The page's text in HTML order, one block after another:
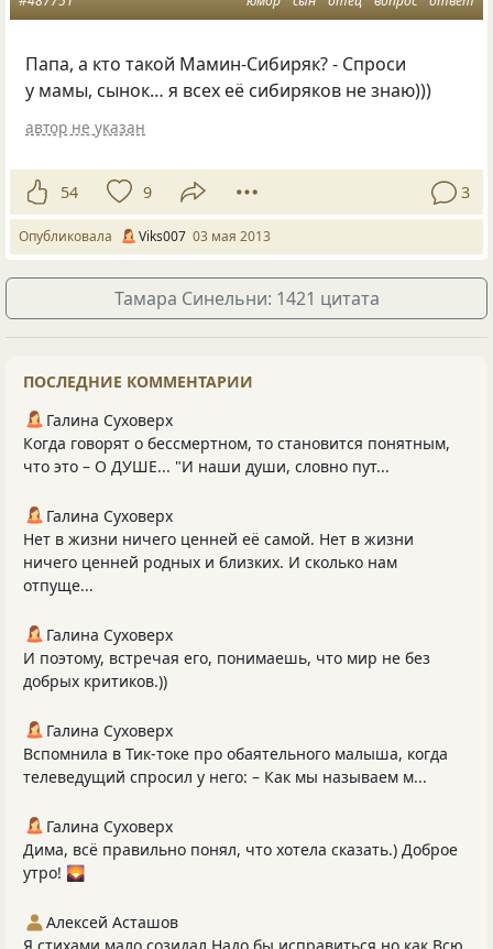
Папа, а кто такой Мамин-Сибиряк? - Спроси
у мамы, сынок… я всех её сибиряков не знаю)))
автор не указан
54 9 3
Опубликовала Viks007 03 мая 2013
Тамара Синельни: 1421 цитата
ПОСЛЕДНИЕ КОММЕНТАРИИ
Галина Суховерх
Когда говорят о бессмертном, то становится понятным,
что это – О ДУШЕ... "И наши души, словно пут...
Галина Суховерх
Нет в жизни ничего ценней её самой. Нет в жизни
ничего ценней родных и близких. И сколько нам
отпуще...
Галина Суховерх
И поэтому, встречая его, понимаешь, что мир не без
добрых критиков.))
Галина Суховерх
Вспомнила в Тик-токе про обаятельного малыша, когда
телеведущий спросил у него: – Как мы называем м...
Галина Суховерх
Дима, всё правильно понял, что хотела сказать.) Доброе
утро! 🌄
Алексей Асташов